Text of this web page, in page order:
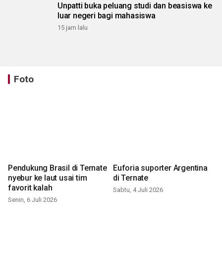
Unpatti buka peluang studi dan beasiswa ke
luar negeri bagi mahasiswa
15 jam lalu
Foto
Pendukung Brasil di Ternate
nyebur ke laut usai tim
favorit kalah
Senin, 6 Juli 2026
Euforia suporter Argentina
di Ternate
Sabtu, 4 Juli 2026